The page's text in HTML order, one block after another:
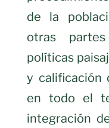
de la
otras
políticas
y calificación
en todo el
integración